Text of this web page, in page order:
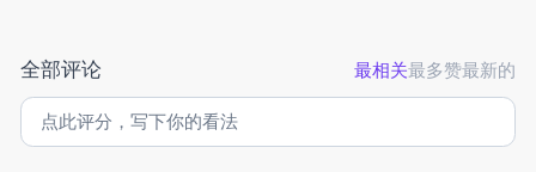
全部评论 最相关最多赞最新的